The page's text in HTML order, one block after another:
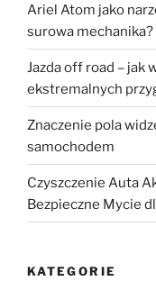
Ariel Atom jako
surowa mechanika?
Jazda off road – jak
ekstremalnych
Znaczenie pola
samochodem
Czyszczenie Auta
Bezpieczne Mycie
KATEGORIE